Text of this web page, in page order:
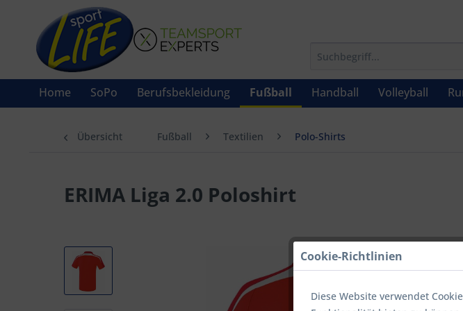
Home SoPo Berufsbekleidung Fußball Handball Volleyball
Übersicht Fußball Textilien Polo-Shirts
ERIMA Liga 2.0 Poloshirt
Cookie-Richtlinien
Diese Website verwendet